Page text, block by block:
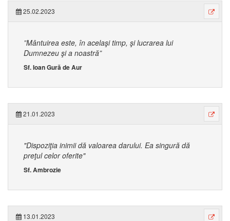
25.02.2023
”Mântuirea este, în acelaşi timp, şi lucrarea lui
Dumnezeu şi a noastră”
Sf. Ioan Gură de Aur
21.01.2023
"Dispoziţia inimii dă valoarea darului. Ea singură dă
preţul celor oferite"
Sf. Ambrozie
13.01.2023